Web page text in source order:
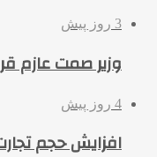
3 روز پیش
وزیر صمت عازم
4 روز پیش